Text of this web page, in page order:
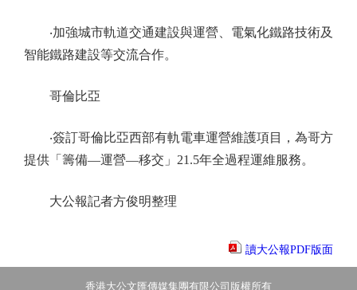
‧加強城市軌道交通建設與運營、電氣化鐵路技術及
智能鐵路建設等交流合作。
哥倫比亞
‧簽訂哥倫比亞西部有軌電車運營維護項目，為哥方
提供「籌備—運營—移交」21.5年全過程運維服務。
大公報記者方俊明整理
讀大公報PDF版面
香港大公文匯傳媒集團有限公司版權所有